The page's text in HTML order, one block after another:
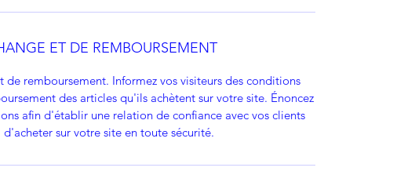
ET DE REMBOURSEMENT
remboursement. Informez vos visiteurs des conditions
des articles qu'ils achètent sur votre site. Énoncez
afin d'établir une relation de confiance avec vos clients
sur votre site en toute sécurité.